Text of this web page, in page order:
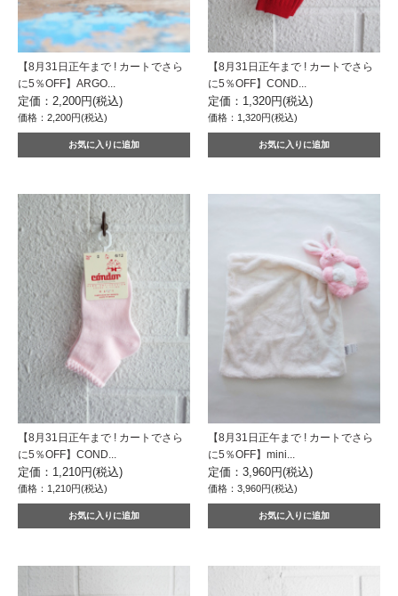
【8月31日正午まで ! カートでさら
に5％OFF】ARGO...
定価：2,200円(税込)
価格：2,200円(税込)
【8月31日正午まで ! カートでさら
に5％OFF】COND...
定価：1,320円(税込)
価格：1,320円(税込)
【8月31日正午まで ! カートでさら
に5％OFF】COND...
定価：1,210円(税込)
価格：1,210円(税込)
【8月31日正午まで ! カートでさら
に5％OFF】mini...
定価：3,960円(税込)
価格：3,960円(税込)